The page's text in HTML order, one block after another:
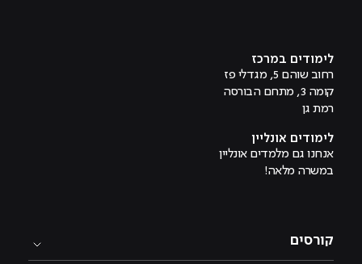
לימודים במרכז
רחוב שוהם 5, מגדלי פז
קומה 3, מתחם הבורסה
רמת גן
לימודים אונליין
אנחנו גם מלמדים אונליין
במשרה מלאה!
קורסים